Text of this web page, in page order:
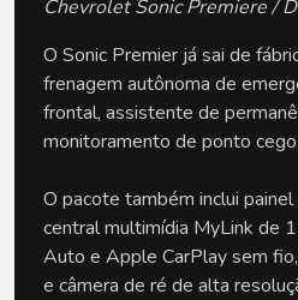
Chevrolet Sonic Premiere /
O Sonic Premier já sai de
frenagem autônoma de
frontal, assistente de
monitoramento de ponto cego.
O pacote também inclui
central multimídia MyLink de
Auto e Apple CarPlay sem
e câmera de ré de alta